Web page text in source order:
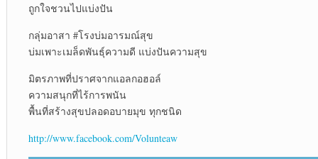
ถูกใจชวนไปแบ่งปัน
กลุ่มอาสา #โรงบ่มอารมณ์สุข
บ่มเพาะเมล็ดพันธุ์ความดี แบ่งปันความสุข
มิตรภาพที่ปราศจากแอลกอฮอล์
ความสนุกที่ไร้การพนัน
พื้นที่สร้างสุขปลอดอบายมุข ทุกชนิด
http://www.facebook.com/Volunteaw